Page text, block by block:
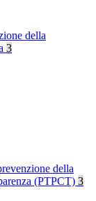
della
3
della
(PTPCT) 3